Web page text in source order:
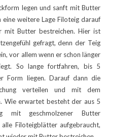
legen und sanft mit Butter
eine weitere Lage Filoteig darauf
mit Butter bestreichen. Hier ist
gefragt, denn der Teig
vor allem wenn er schon länger
So lange fortfahren, bis 5
Form liegen. Darauf dann die
verteilen und mit dem
Wie erwartet besteht der aus 5
mit geschmolzener Butter
alle Filoteigblätter aufgebraucht,